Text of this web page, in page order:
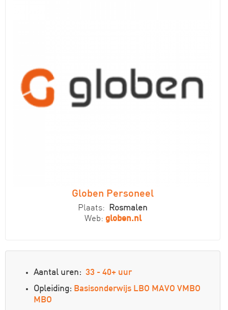
Globen Personeel
Plaats:
Rosmalen
Web: globen.nl
Aantal uren: 33 - 40+ uur
Opleiding: Basisonderwijs LBO MAVO VMBO
MBO